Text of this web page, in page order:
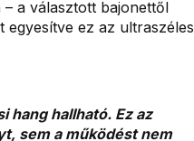
a választott bajonettől
ez az ultraszéles
hang hallható. Ez az
sem a működést nem